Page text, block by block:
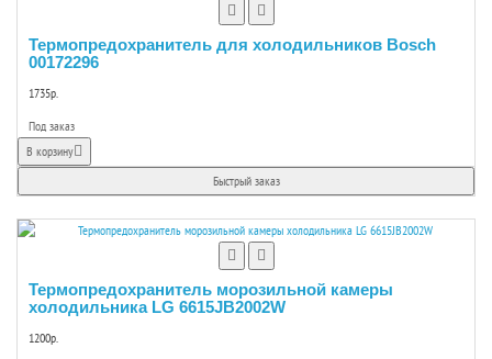
Термопредохранитель для холодильников Bosch
00172296
1735р.
Под заказ
В корзину
Быстрый заказ
Термопредохранитель морозильной камеры
холодильника LG 6615JB2002W
1200р.